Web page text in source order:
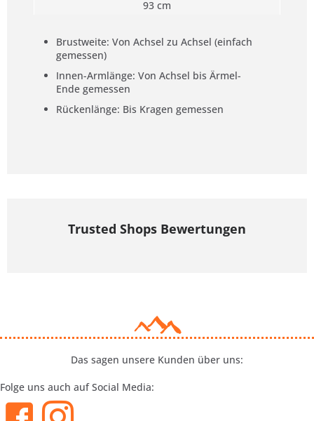
93 cm
Brustweite: Von Achsel zu Achsel (einfach
gemessen)
Innen-Armlänge: Von Achsel bis Ärmel-
Ende gemessen
Rückenlänge: Bis Kragen gemessen
Trusted Shops Bewertungen
Das sagen unsere Kunden über uns:
Folge uns auch auf Social Media: